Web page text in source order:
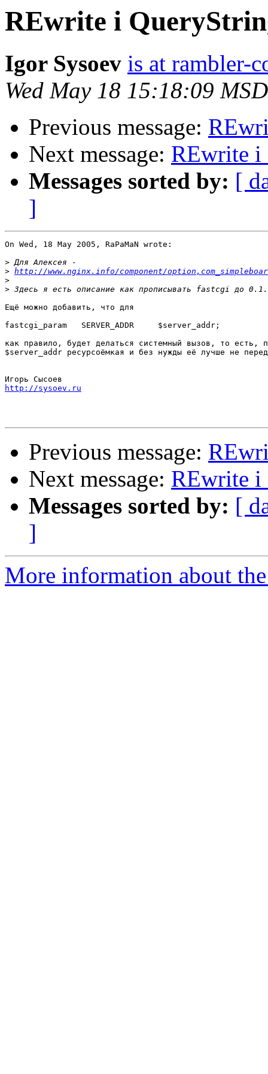
REwrite i
Igor Sysoev is at rambler-
Wed May 18 15:18:09
Previous message:
Next message: REwrite i
Messages sorted by: [
]
On Wed, 18 May 2005, RaPaMaN wrote:
>
> http://www.nginx.info/component/
>
>
Ещё можно добавить, что для
fastcgi_param   SERVER_ADDR     $server_addr;
как правило, будет делаться системный вызов, то есть,
$server_addr ресурсоёмкая и без нужды её лучше не
http://sysoev.ru
Previous message:
Next message: REwrite i
Messages sorted by: [
]
More information about